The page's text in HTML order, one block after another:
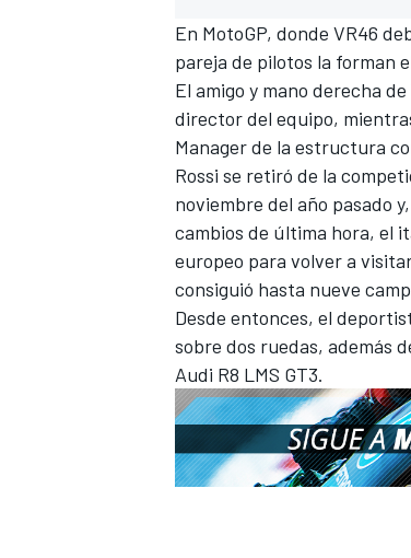
MÁS CATEGORÍAS
En MotoGP, donde VR46
pareja de pilotos la forman
El amigo y mano derecha
director del equipo,
Manager de la estructura
Rossi se retiró de la
noviembre del año pasado
cambios de última hora, el
europeo para volver a
consiguió hasta nueve
Desde entonces, el
sobre dos ruedas, además
Audi R8 LMS GT3.